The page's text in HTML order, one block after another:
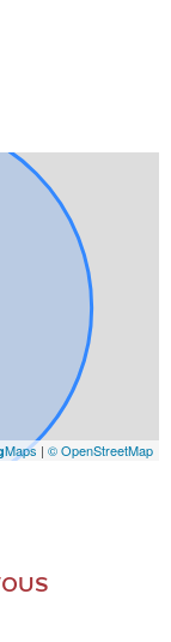
Maps | © OpenStreetMap